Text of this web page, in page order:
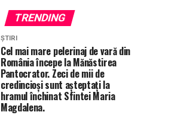
TRENDING
ȘTIRI
Cel mai mare pelerinaj de vară din
România începe la Mănăstirea
Pantocrator. Zeci de mii de
credincioși sunt așteptați la
hramul închinat Sfintei Maria
Magdalena.